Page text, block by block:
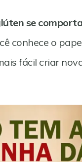
se
conhece o
fácil criar